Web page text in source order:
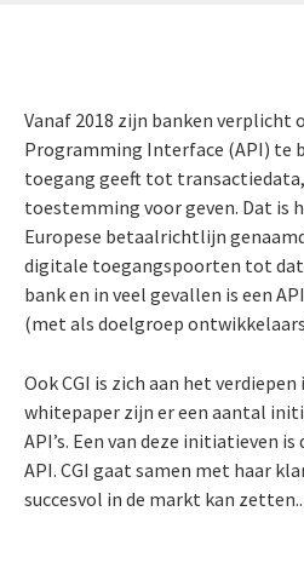
Vanaf 2018 zijn banken verplicht
Programming Interface (API) te
toegang geeft tot
toestemming voor geven. Dat is
Europese betaalrichtlijn genaamd
digitale toegangspoorten tot
bank en in veel gevallen is een
(met als doelgroep
Ook CGI is zich aan het verdiepen
whitepaper zijn er een aantal
API’s. Een van deze initiatieven
API. CGI gaat samen met haar
succesvol in de markt kan zetten..